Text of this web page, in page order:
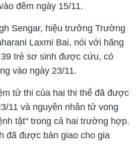
đêm ngày 15/11.
Sengar, hiệu trưởng Trường
Laxmi Bai, nói với hãng
trẻ sơ sinh được cứu, có
vào ngày 23/11.
tử thi của hai thi thể đã được
11 và nguyên nhân tử vong
tật" trong cả hai trường hợp.
đã được bàn giao cho gia